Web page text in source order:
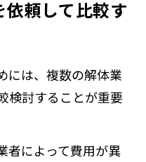
頼して比較す
には、複数の解体業
検討することが重要
者によって費用が異